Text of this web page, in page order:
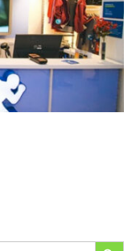
SEARCH BUTTON